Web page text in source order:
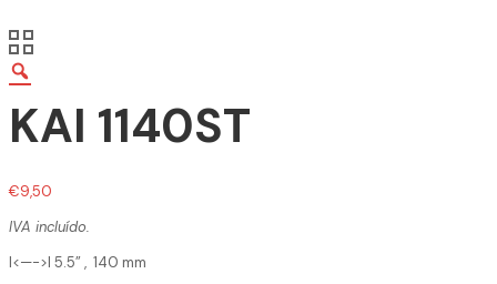
KAI 1140ST
€9,50
IVA incluído.
I<—->I 5.5” , 140 mm